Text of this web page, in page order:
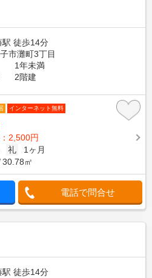
駅 徒歩14分
市灘町3丁目
1年未満
2階建
インターネット無料
2,500円
礼
1ヶ月
30.78㎡
電話で問合せ
駅 徒歩14分